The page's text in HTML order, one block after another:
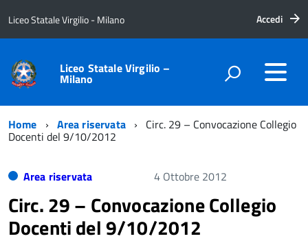
Liceo Statale Virgilio - Milano Accedi
Liceo Statale Virgilio –
Milano
Home Area riservata Circ. 29 – Convocazione Collegio
Docenti del 9/10/2012
Area riservata 4 Ottobre 2012
Circ. 29 – Convocazione Collegio
Docenti del 9/10/2012